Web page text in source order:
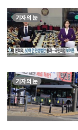
기자의 눈
기자의 눈